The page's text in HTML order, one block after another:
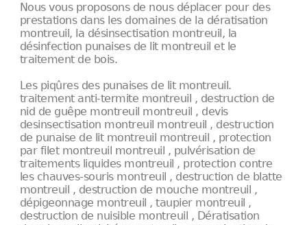
Nous vous proposons de nous déplacer pour des
prestations dans les domaines de la dératisation
montreuil, la désinsectisation montreuil, la
désinfection punaises de lit montreuil et le
traitement de bois.
Les piqûres des punaises de lit montreuil.
traitement anti-termite montreuil , destruction de
nid de guêpe montreuil montreuil , devis
desinsectisation montreuil montreuil , destruction
de punaise de lit montreuil montreuil , protection
par filet montreuil montreuil , pulvérisation de
traitements liquides montreuil , protection contre
les chauves-souris montreuil , destruction de blatte
montreuil , destruction de mouche montreuil ,
dépigeonnage montreuil , taupier montreuil ,
destruction de nuisible montreuil , Dératisation